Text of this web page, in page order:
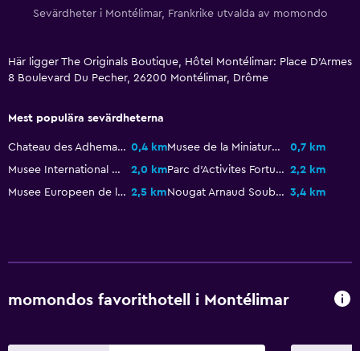
Övervakningskameror utanför boendet
Tjänster och bekvämligheter
Väckningsservice
Mötesrum
Parkering och transport
Parkering
Sevärdheter i Montélimar, Frankrike utvalda av momondo
Här ligger The Originals Boutique, Hôtel Montélimar: Place D'Armes
8 Boulevard Du Pecher, 26200 Montélimar, Drôme
Mest populära sevärdheterna
Chateau des Adhemar 0,4 km Musee de la Miniature
0,7 km
Musee International des Sucreries
2,0 km Parc d'Activites Fortuneau 2,2 km
Musee Europeen de l'Aviation de Chasse 2,5 km Nougat Arnaud Soubeyran Fabrique and Musee 3,4 km
momondos favorithotell i Montélimar